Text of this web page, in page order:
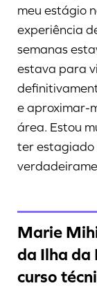
meu estágio
experiência
semanas
estava para
e aproximar-
área. Estou
ter estagiado
Marie
da Ilha da
curso